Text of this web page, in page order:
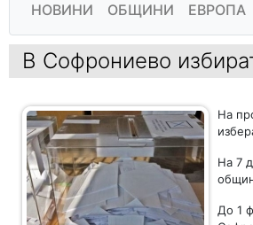
НОВИНИ ОБЩИНИ ЕВРОПА
В Софрониево
На
На 7
До 1